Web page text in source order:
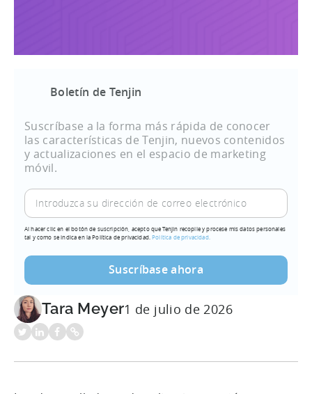
Boletín de Tenjin
Suscríbase a la forma más rápida de conocer
las características de Tenjin, nuevos contenidos
y actualizaciones en el espacio de marketing
móvil.
Al hacer clic en el botón de suscripción, acepto que Tenjin recopile y procese mis datos personales
tal y como se indica en la Política de privacidad.Política de privacidad.
Tara Meyer1 de julio de 2026